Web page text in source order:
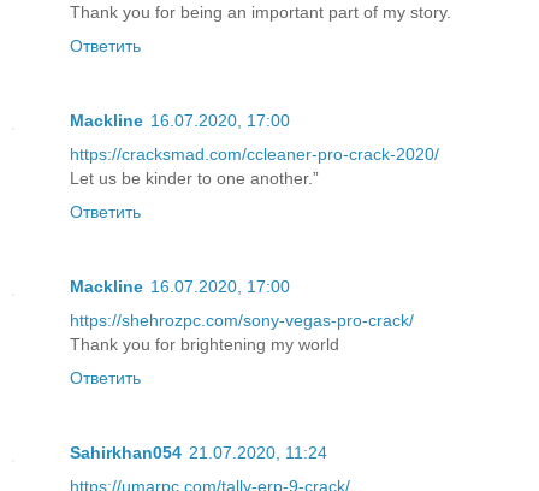
Thank you for being an important part of my story.
Ответить
Mackline 16.07.2020, 17:00
https://cracksmad.com/ccleaner-pro-crack-2020/
Let us be kinder to one another.”
Ответить
Mackline 16.07.2020, 17:00
https://shehrozpc.com/sony-vegas-pro-crack/
Thank you for brightening my world
Ответить
Sahirkhan054 21.07.2020, 11:24
https://umarpc.com/tally-erp-9-crack/